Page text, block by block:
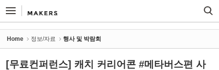
Home 정보/자료 행사 및 박람회
[무료컨퍼런스] 캐치 커리어콘 #메타버스편 사